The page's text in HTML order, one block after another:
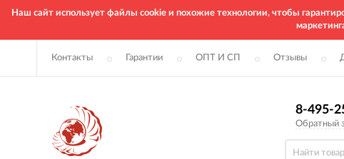
Наш сайт использует файлы cookie и похожие технологии, чтобы
Контакты Гарантии ОПТ И СП Отзывы
8-495-
Обратный